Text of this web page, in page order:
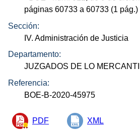
páginas 60733 a 60733 (1 pág.)
Sección:
IV. Administración de Justicia
Departamento:
JUZGADOS DE LO
Referencia:
BOE-B-2020-45975
PDF XML